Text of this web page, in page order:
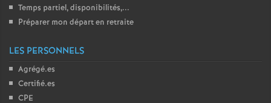
Temps partiel, disponibilités,...
Préparer mon départ en retraite
LES PERSONNELS
Agrégé.es
Certifié.es
CPE